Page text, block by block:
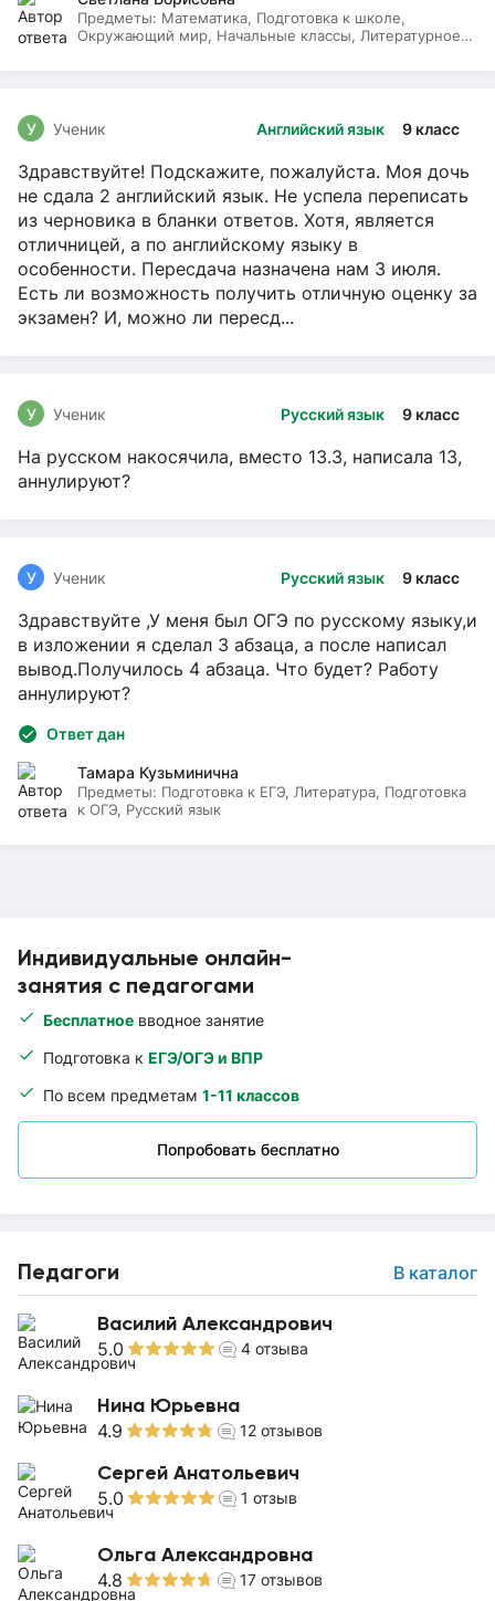
Индивидуальные онлайн-
занятия с педагогами
Бесплатное вводное занятие
Подготовка к ЕГЭ/ОГЭ и ВПР
По всем предметам 1-11 классов
Попробовать бесплатно
Педагоги В каталог
Василий Александрович
5.0 4 отзыва
Нина Юрьевна
4.9 12 отзывов
Сергей Анатольевич
5.0 1 отзыв
Ольга Александровна
4.8 17 отзывов
Предметы: Математика, Подготовка к школе,
Окружающий мир, Начальные классы, Литературное
Английский язык 9 класс
У Ученик
Здравствуйте! Подскажите, пожалуйста. Моя дочь
не сдала 2 английский язык. Не успела переписать
из черновика в бланки ответов. Хотя, является
отличницей, а по английскому языку в
особенности. Пересдача назначена нам 3 июля.
Есть ли возможность получить отличную оценку за
экзамен? И, можно ли пересд...
Русский язык 9 класс
У Ученик
На русском накосячила, вместо 13.3, написала 13,
аннулируют?
Русский язык 9 класс
У Ученик
Здравствуйте ,У меня был ОГЭ по русскому языку,и
в изложении я сделал 3 абзаца, а после написал
вывод.Получилось 4 абзаца. Что будет? Работу
аннулируют?
Ответ дан
Тамара Кузьминична
Предметы: Подготовка к ЕГЭ, Литература, Подготовка
к ОГЭ, Русский язык